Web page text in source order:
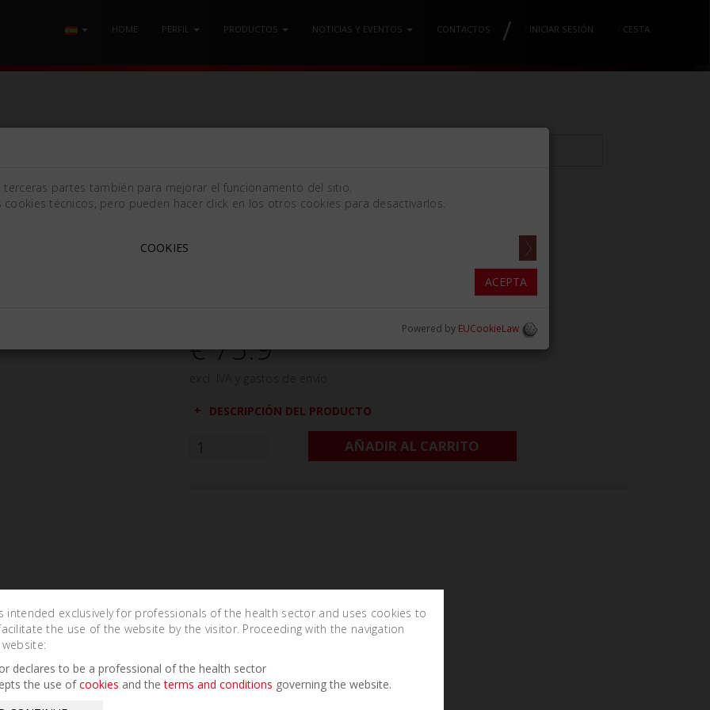
HOME PERFIL PRODUCTOS NOTICIAS Y EVENTOS CONTACTOS / / INICIAR SESIÓN CESTA
€ 75.9
DESCRIPCIÓN DEL PRODUCTO
AÑADIR AL CARRITO
intended exclusively for professionals of the health sector and uses cookies to
the use of the website by the visitor. Proceeding with the navigation
declares to be a professional of the health sector
the use ofcookies and theterms and conditions governing the website.
terceras partes también para mejorar el funcionamento del sitio.
técnicos, pero pueden hacer click en los otros cookies para desactivarlos.
COOKIES
ACEPTA
Powered by EUCookieLaw